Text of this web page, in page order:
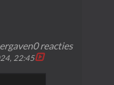
0 reacties
22:45